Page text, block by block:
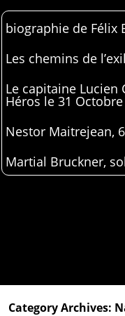
biographie de Félix
Les chemins de
Le capitaine Lucien
Héros le 31
Nestor Maitrejean,
Martial Bruckner,
Category Archives: